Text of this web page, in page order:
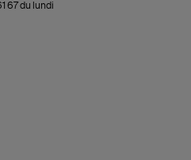
67 du lundi